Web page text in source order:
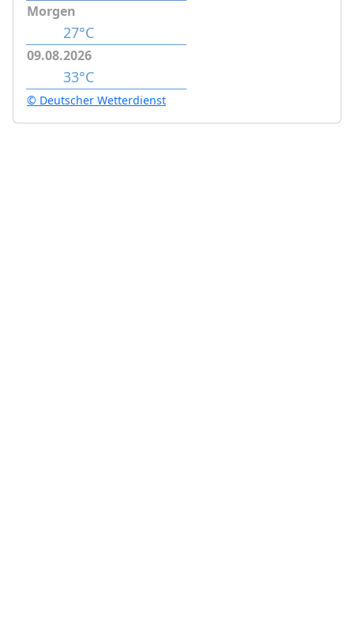
Morgen
27°C
09.08.2026
33°C
© Deutscher Wetterdienst